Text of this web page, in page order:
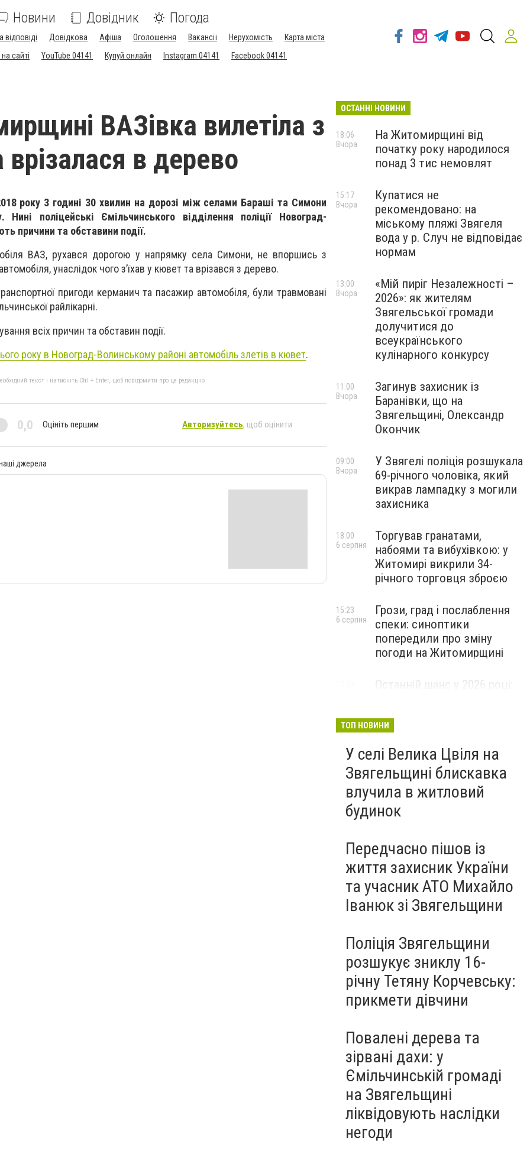
Новини Довідник Погода
відповіді Довідкова Афіша Оголошення Вакансії Нерухомість
Карта міста
сайті
YouTube 04141 Купуй онлайн Instagram 04141 Facebook 04141
ВАЗівка вилетіла з
врізалася в дерево
року 3 годині 30 хвилин на дорозі між селами Бараші та Симони
Нині поліцейські Ємільчинського відділення поліції Новоград-
причини та обставини події.
ВАЗ, рухався дорогою у напрямку села Симони, не впоршись з
унаслідок чого з’їхав у кювет та врізався з дерево.
пригоди керманич та пасажир автомобіля, були травмовані
райлікарні.
всіх причин та обставин події.
року в Новоград-Волинському районі автомобіль злетів в кювет.
текст і натисніть Ctrl + Enter, щоб повідомити про це редакцію
0,0 Оцініть першим Авторизуйтесь, щоб оцінити
джерела
ОСТАННІ НОВИНИ
На Житомирщині від
початку року народилося
понад 3 тис немовлят
18:06
Вчора
Купатися не
рекомендовано: на
міському пляжі Звягеля
вода у р. Случ не відповідає
нормам
15:17
Вчора
«Мій пиріг Незалежності –
2026»: як жителям
Звягельської громади
долучитися до
всеукраїнського
кулінарного конкурсу
13:00
Вчора
Загинув захисник із
Баранівки, що на
Звягельщині, Олександр
Окончик
11:00
Вчора
У Звягелі поліція розшукала
69-річного чоловіка, який
викрав лампадку з могили
захисника
09:00
Вчора
Торгував гранатами,
набоями та вибухівкою: у
Житомирі викрили 34-
річного торговця зброєю
18:00
6 серпня
Грози, град і послаблення
спеки: синоптики
попередили про зміну
погоди на Житомирщині
15:23
6 серпня
Останній шанс у 2026 році:
майбутніх водійок автобусів
ТОП НОВИНИ
У селі Велика Цвіля на
Звягельщині блискавка
влучила в житловий
будинок
Передчасно пішов із
життя захисник України
та учасник АТО Михайло
Іванюк зі Звягельщини
Поліція Звягельщини
розшукує зниклу 16-
річну Тетяну Корчевську:
прикмети дівчини
Повалені дерева та
зірвані дахи: у
Ємільчинській громаді
на Звягельщині
ліквідовують наслідки
негоди